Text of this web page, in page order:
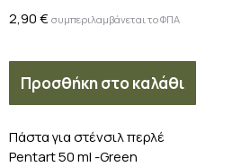
2,90€ συμπεριλαμβάνεται το ΦΠΑ
Προσθήκη στο καλάθι
Πάστα για στένσιλ περλέ
Pentart 50 ml -Green